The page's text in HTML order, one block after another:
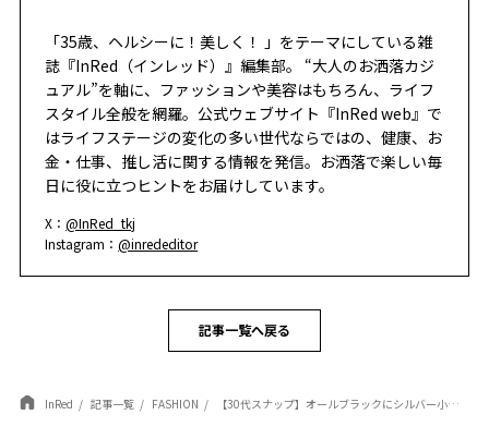
「35歳、ヘルシーに！美しく！ 」をテーマにしている雑
誌『InRed（インレッド）』編集部。 “大人のお洒落カジ
ュアル”を軸に、ファッションや美容はもちろん、ライフ
スタイル全般を網羅。公式ウェブサイト『InRed web』で
はライフステージの変化の多い世代ならではの、健康、お
金・仕事、推し活に関する情報を発信。お洒落で楽しい毎
日に役に立つヒントをお届けしています。
X：@InRed_tkj
Instagram：@inrededitor
記事一覧へ戻る
InRed 記事一覧 FASHION 【30代スナップ】オールブラックにシルバー小物をON！ ミニマルにまとめたモードな春スタイル